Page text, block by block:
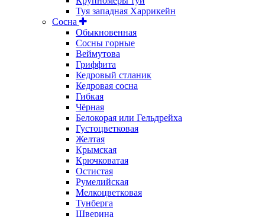
Туя западная Харрикейн
Сосна
Обыкновенная
Сосны горные
Веймутова
Гриффита
Кедровый стланик
Кедровая сосна
Гибкая
Чёрная
Белокорая или Гельдрейха
Густоцветковая
Желтая
Крымская
Крючковатая
Остистая
Румелийская
Мелкоцветковая
Тунберга
Шверина